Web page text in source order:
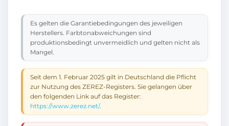
Es gelten die Garantiebedingungen des jeweiligen
Herstellers. Farbtonabweichungen sind
produktionsbedingt unvermeidlich und gelten nicht als
Mangel.
Seit dem 1. Februar 2025 gilt in Deutschland die Pflicht
zur Nutzung des ZEREZ-Registers. Sie gelangen über
den folgenden Link auf das Register:
https://www.zerez.net/.